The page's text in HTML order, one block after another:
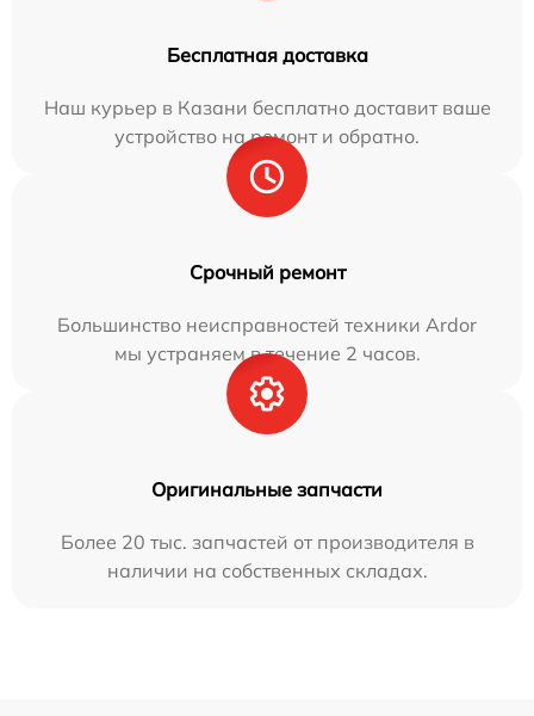
Бесплатная доставка
Наш курьер в Казани бесплатно доставит ваше
устройство на ремонт и обратно.
Срочный ремонт
Большинство неисправностей техники Ardor
мы устраняем в течение 2 часов.
Оригинальные запчасти
Более 20 тыс. запчастей от производителя в
наличии на собственных складах.